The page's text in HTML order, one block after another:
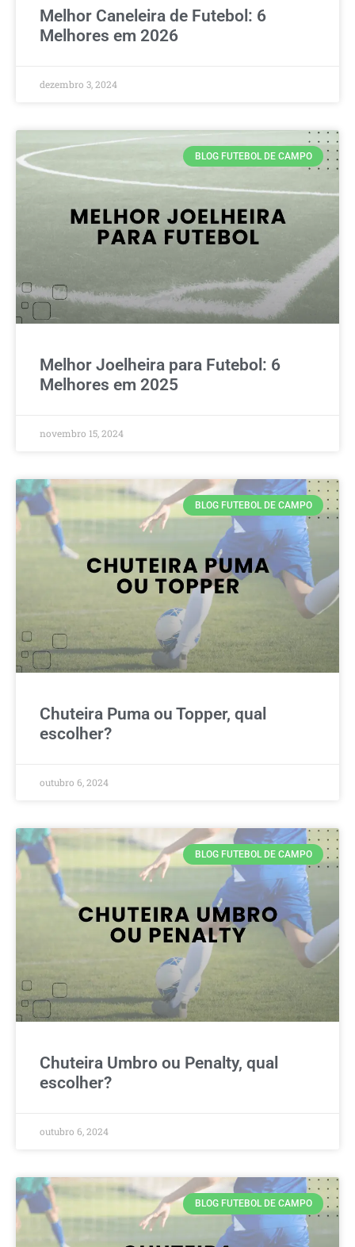
Melhor Caneleira de Futebol: 6
Melhores em 2026
dezembro 3, 2024
BLOG FUTEBOL DE CAMPO
Melhor Joelheira para Futebol: 6
Melhores em 2025
novembro 15, 2024
BLOG FUTEBOL DE CAMPO
Chuteira Puma ou Topper, qual
escolher?
outubro 6, 2024
BLOG FUTEBOL DE CAMPO
Chuteira Umbro ou Penalty, qual
escolher?
outubro 6, 2024
BLOG FUTEBOL DE CAMPO